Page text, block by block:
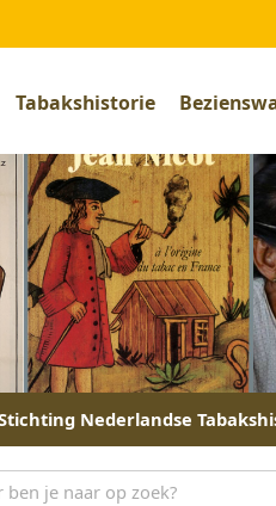
Tabakshistorie
Nederlandse